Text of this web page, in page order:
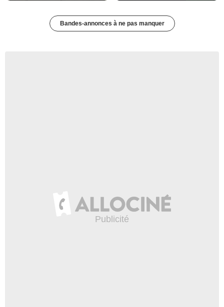
Bandes-annonces à ne pas manquer